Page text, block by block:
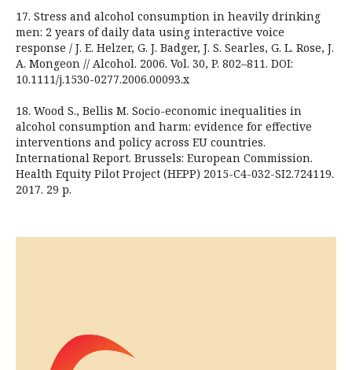
17. Stress and alcohol consumption in heavily drinking
men: 2 years of daily data using interactive voice
response / J. E. Helzer, G. J. Badger, J. S. Searles, G. L. Rose, J.
A. Mongeon // Alcohol. 2006. Vol. 30, P. 802–811. DOI:
10.1111/j.1530-0277.2006.00093.x
18. Wood S., Bellis M. Socio-economic inequalities in
alcohol consumption and harm: evidence for effective
interventions and policy across EU countries.
International Report. Brussels: European Commission.
Health Equity Pilot Project (HEPP) 2015-C4-032-SI2.724119.
2017. 29 p.